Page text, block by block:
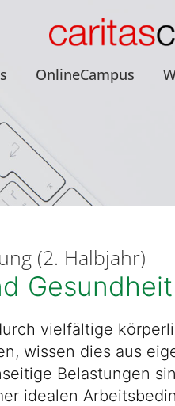
OnlineCampus
(2. Halbjahr)
Gesundheit
vielfältige
wissen dies aus
Belastungen
idealen